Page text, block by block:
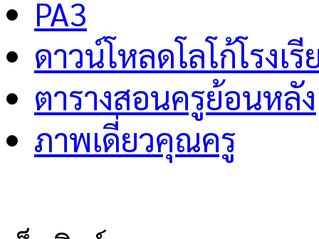
PA3
ดาวน์โหลดโลโก้โรงเ
ตารางสอนครูย้อนหลัง
ภาพเดี่ยวคุณครู